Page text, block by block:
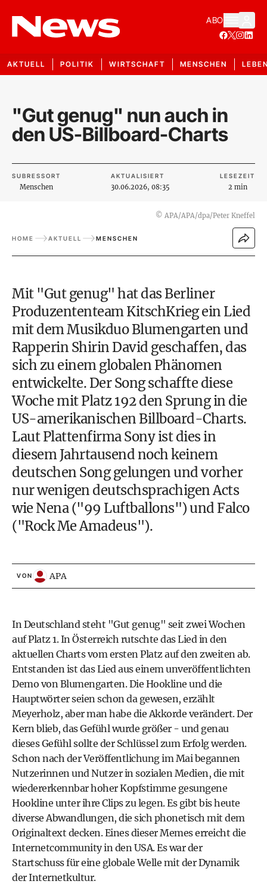
ABO
AKTUELL POLITIK WIRTSCHAFT MENSCHEN
"Gut genug" nun auch in
den US-Billboard-Charts
SUBRESSORT
Menschen
AKTUALISIERT
30.06.2026, 08:35
LESEZEIT
2 min
© APA/APA/dpa/Peter Kneffel
HOME AKTUELL MENSCHEN
Mit "Gut genug" hat das Berliner
Produzententeam KitschKrieg ein Lied
mit dem Musikduo Blumengarten und
Rapperin Shirin David geschaffen, das
sich zu einem globalen Phänomen
entwickelte. Der Song schaffte diese
Woche mit Platz 192 den Sprung in die
US-amerikanischen Billboard-Charts.
Laut Plattenfirma Sony ist dies in
diesem Jahrtausend noch keinem
deutschen Song gelungen und vorher
nur wenigen deutschsprachigen Acts
wie Nena ("99 Luftballons") und Falco
("Rock Me Amadeus").
VON APA
In Deutschland steht "Gut genug" seit zwei Wochen
auf Platz 1. In Österreich rutschte das Lied in den
aktuellen Charts vom ersten Platz auf den zweiten ab.
Entstanden ist das Lied aus einem unveröffentlichten
Demo von Blumengarten. Die Hookline und die
Hauptwörter seien schon da gewesen, erzählt
Meyerholz, aber man habe die Akkorde verändert. Der
Kern blieb, das Gefühl wurde größer - und genau
dieses Gefühl sollte der Schlüssel zum Erfolg werden.
Schon nach der Veröffentlichung im Mai begannen
Nutzerinnen und Nutzer in sozialen Medien, die mit
wiedererkennbar hoher Kopfstimme gesungene
Hookline unter ihre Clips zu legen. Es gibt bis heute
diverse Abwandlungen, die sich phonetisch mit dem
Originaltext decken. Eines dieser Memes erreicht die
Internetcommunity in den USA. Es war der
Startschuss für eine globale Welle mit der Dynamik
der Internetkultur.